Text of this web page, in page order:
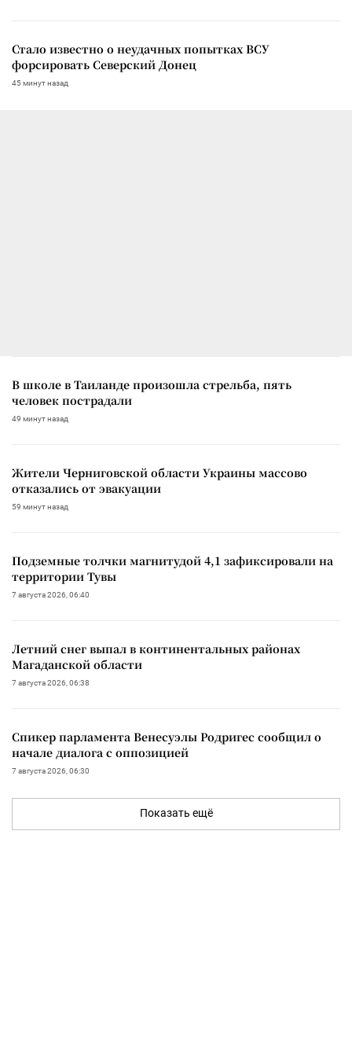
Стало известно о неудачных попытках ВСУ
форсировать Северский Донец
45 минут назад
В школе в Таиланде произошла стрельба, пять
человек пострадали
49 минут назад
Жители Черниговской области Украины массово
отказались от эвакуации
59 минут назад
Подземные толчки магнитудой 4,1 зафиксировали на
территории Тувы
7 августа 2026, 06:40
Летний снег выпал в континентальных районах
Магаданской области
7 августа 2026, 06:38
Спикер парламента Венесуэлы Родригес сообщил о
начале диалога с оппозицией
7 августа 2026, 06:30
Показать ещё